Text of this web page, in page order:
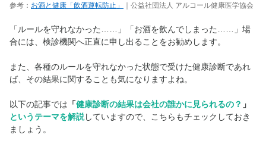
参考： お酒と健康「飲酒運転防止」 ｜公益社団法人 アルコール健康医学協会
「ルールを守れなかった……」「お酒を飲んでしまった……」場
合には、検診機関へ正直に申し出ることをお勧めします。
また、各種のルールを守れなかった状態で受けた健康診断であれ
ば、その結果に関することも気になりますよね。
以下の記事では 「健康診断の結果は会社の誰かに見られるの？ 」
というテーマを解説していますので、こちらもチェックしておき
ましょう。